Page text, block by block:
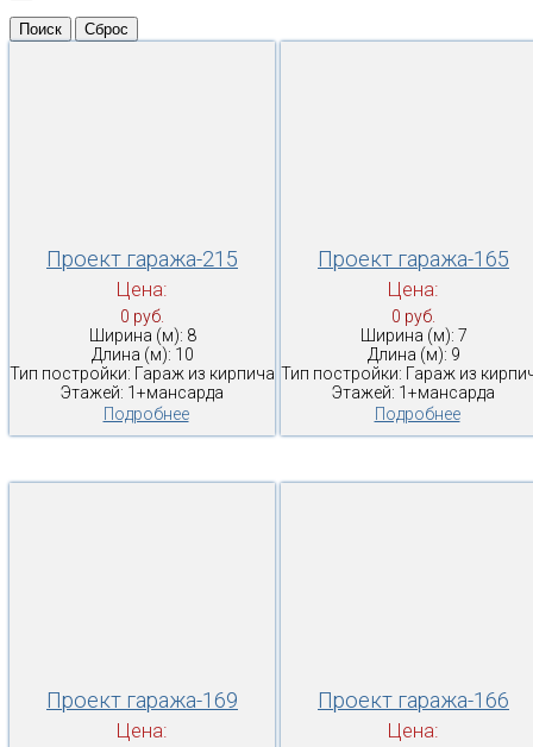
Проект гаража-215
Цена:
0 руб.
Ширина (м): 8
Длина (м): 10
Тип постройки: Гараж из кирпича
Этажей: 1+мансарда
Подробнее
Проект гаража-165
Цена:
0 руб.
Ширина (м): 7
Длина (м): 9
Тип постройки: Гараж из
Этажей: 1+мансарда
Подробнее
Проект гаража-169
Цена:
Проект гаража-166
Цена: